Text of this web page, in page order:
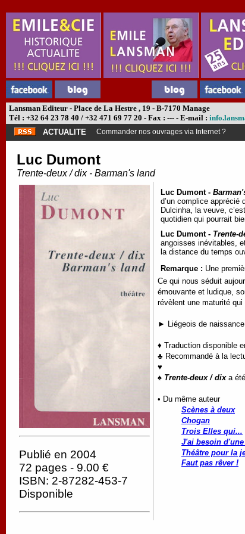
Lansman Editeur - Place de La Hestre , 19 - B-7170 Manage
Tél : +32 64 23 78 40 / +32 471 69 77 20 - Fax : --- - E-mail :
ACTUALITE Commander nos ouvrages via Internet ?
Luc Dumont
Trente-deux / dix - Barman's land
Publié en 2004
72 pages - 9.00 €
ISBN: 2-87282-453-7
Disponible
Luc Dumont -
d’un complice
Dulcinha, la veuve,
quotidien qui pourrait
Luc Dumont - Trente-
angoisses inévitables,
la distance du temps
Remarque : Une
Ce qui nous séduit
émouvante et ludique,
révèlent une maturité
► Liégeois de
♦ Traduction disponible
♣ Recommandé à la
♥
♠ Trente-deux / dixa
• Du même auteur
Scènes à deux
Chogan
Trois Elles qui...
J'ai besoin
Théâtre pour la
Faut pas rêver !